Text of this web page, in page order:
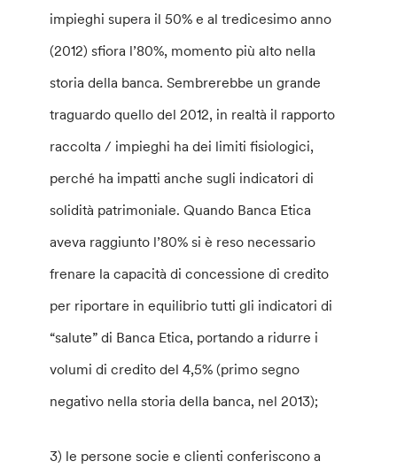
impieghi supera il 50% e al tredicesimo anno
(2012) sfiora l’80%, momento più alto nella
storia della banca. Sembrerebbe un grande
traguardo quello del 2012, in realtà il rapporto
raccolta / impieghi ha dei limiti fisiologici,
perché ha impatti anche sugli indicatori di
solidità patrimoniale. Quando Banca Etica
aveva raggiunto l’80% si è reso necessario
frenare la capacità di concessione di credito
per riportare in equilibrio tutti gli indicatori di
“salute” di Banca Etica, portando a ridurre i
volumi di credito del 4,5% (primo segno
negativo nella storia della banca, nel 2013);
3) le persone socie e clienti conferiscono a